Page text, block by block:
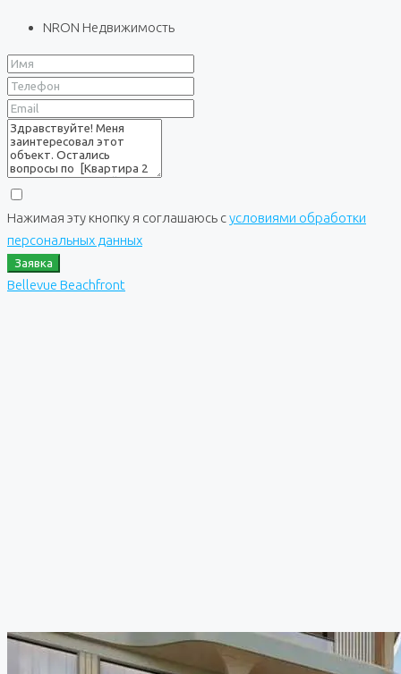
NRON Недвижимость
Нажимая эту кнопку я соглашаюсь сусловиями обработки
персональных данных
Заявка
Bellevue Beachfront